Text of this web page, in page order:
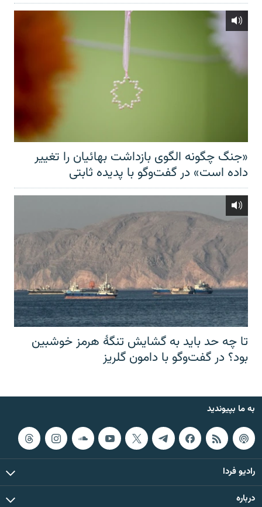
«جنگ چگونه الگوی بازداشت بهائیان را تغییر
داده است» در گفت‌وگو با پدیده ثابتی
تا چه حد باید به گشایش تنگهٔ هرمز خوشبین
بود؟ در گفت‌وگو با دامون گلریز
به ما بپیوندید
رادیو فردا
درباره